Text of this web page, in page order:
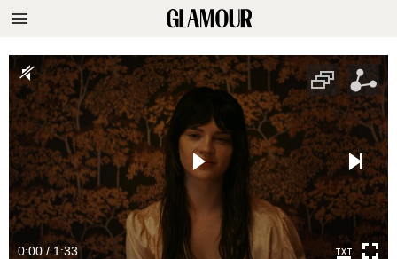
0:00 / 1:33